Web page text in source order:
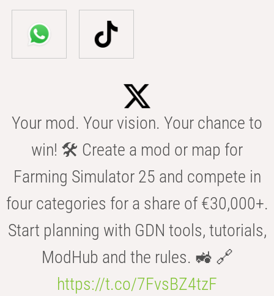
Your mod. Your vision. Your chance to
win! 🛠️ Create a mod or map for
Farming Simulator 25 and compete in
four categories for a share of €30,000+.
Start planning with GDN tools, tutorials,
ModHub and the rules. 🚜 🔗
https://t.co/7FvsBZ4tzF